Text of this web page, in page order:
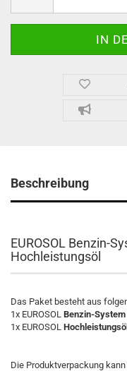
Beschreibung
EUROSOL Benzin-
Hochleistungsöl
Das Paket besteht aus
1x EUROSOL Benzin-System
1x EUROSOL Hochleistungsöl
Die Produktverpackung